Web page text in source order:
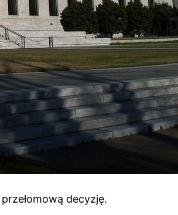
decyzję.